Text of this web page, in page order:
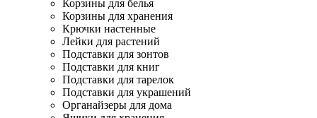
Корзины для белья
Корзины для хранения
Крючки настенные
Лейки для растений
Подставки для зонтов
Подставки для книг
Подставки для тарелок
Подставки для украшений
Органайзеры для дома